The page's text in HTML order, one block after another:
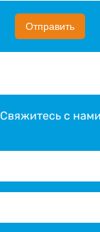
Отправить
Свяжитесь с нами